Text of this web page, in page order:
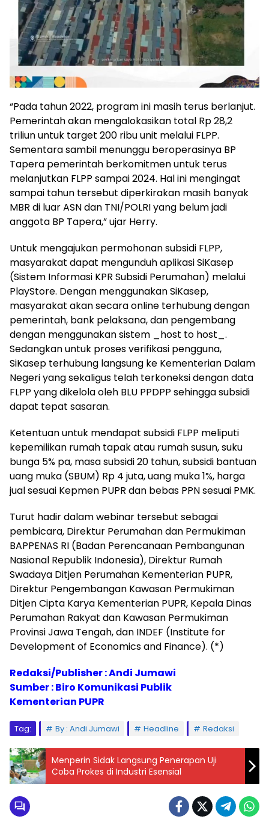
“Pada tahun 2022, program ini masih terus berlanjut.
Pemerintah akan mengalokasikan total Rp 28,2
triliun untuk target 200 ribu unit melalui FLPP.
Sementara sambil menunggu beroperasinya BP
Tapera pemerintah berkomitmen untuk terus
melanjutkan FLPP sampai 2024. Hal ini mengingat
sampai tahun tersebut diperkirakan masih banyak
MBR di luar ASN dan TNI/POLRI yang belum jadi
anggota BP Tapera,” ujar Herry.
Untuk mengajukan permohonan subsidi FLPP,
masyarakat dapat mengunduh aplikasi SiKasep
(Sistem Informasi KPR Subsidi Perumahan) melalui
PlayStore. Dengan menggunakan SiKasep,
masyarakat akan secara online terhubung dengan
pemerintah, bank pelaksana, dan pengembang
dengan menggunakan sistem _host to host_.
Sedangkan untuk proses verifikasi pengguna,
SiKasep terhubung langsung ke Kementerian Dalam
Negeri yang sekaligus telah terkoneksi dengan data
FLPP yang dikelola oleh BLU PPDPP sehingga subsidi
dapat tepat sasaran.
Ketentuan untuk mendapat subsidi FLPP meliputi
kepemilikan rumah tapak atau rumah susun, suku
bunga 5% pa, masa subsidi 20 tahun, subsidi bantuan
uang muka (SBUM) Rp 4 juta, uang muka 1%, harga
jual sesuai Kepmen PUPR dan bebas PPN sesuai PMK.
Turut hadir dalam webinar tersebut sebagai
pembicara, Direktur Perumahan dan Permukiman
BAPPENAS RI (Badan Perencanaan Pembangunan
Nasional Republik Indonesia), Direktur Rumah
Swadaya Ditjen Perumahan Kementerian PUPR,
Direktur Pengembangan Kawasan Permukiman
Ditjen Cipta Karya Kementerian PUPR, Kepala Dinas
Perumahan Rakyat dan Kawasan Permukiman
Provinsi Jawa Tengah, dan INDEF (Institute for
Development of Economics and Finance). (*)
Redaksi/Publisher : Andi Jumawi
Sumber : Biro Komunikasi Publik
Kementerian PUPR
Tag: By : Andi Jumawi Headline Redaksi
Menperin Sidak Langsung Penerapan Uji
Coba Prokes di Industri Esensial